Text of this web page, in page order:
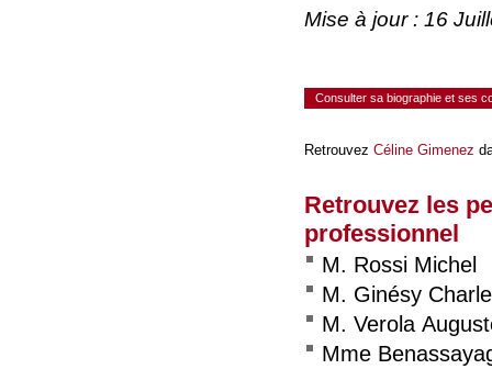
Mise à jour : 16
Consulter sa biographie et ses
Retrouvez Céline Gimenez
Retrouvez les
professionnel
M. Rossi Michel
M. Ginésy
M. Verola
Mme